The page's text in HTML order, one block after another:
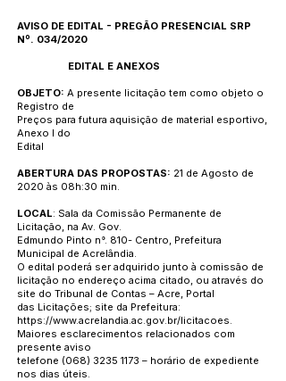
AVISO DE EDITAL - PREGÃO PRESENCIAL SRP
Nº. 034/2020
EDITAL E ANEXOS
OBJETO: A presente licitação tem como objeto o
Registro de
Preços para futura aquisição de material esportivo,
Anexo I do
Edital
ABERTURA DAS PROPOSTAS: 21 de Agosto de
2020 às 08h:30 min.
LOCAL: Sala da Comissão Permanente de
Licitação, na Av. Gov.
Edmundo Pinto n°. 810- Centro, Prefeitura
Municipal de Acrelândia.
O edital poderá ser adquirido junto à comissão de
licitação no endereço acima citado, ou através do
site do Tribunal de Contas – Acre, Portal
das Licitações; site da Prefeitura:
https://www.acrelandia.ac.gov.br/licitacoes.
Maiores esclarecimentos relacionados com
presente aviso
telefone (068) 3235 1173 – horário de expediente
nos dias úteis.